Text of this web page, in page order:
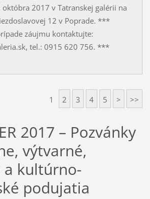
októbra 2017 v Tatranskej galérii na
12 v Poprade. ***
záujmu kontaktujte:
tel.: 0915 620 756. ***
1 2 3 4 5 > >>
2017 – Pozvánky
výtvarné,
a kultúrno-
podujatia